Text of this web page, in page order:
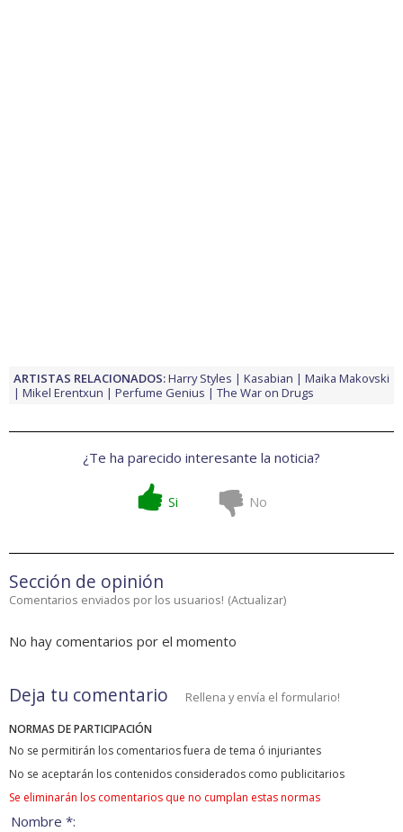
ARTISTAS RELACIONADOS:Harry Styles Kasabian
Maika Makovski
Mikel Erentxun
Perfume Genius The War on Drugs
¿Te ha parecido interesante la noticia?
Si No
Sección de opinión
Comentarios enviados por los usuarios! (Actualizar)
No hay comentarios por el momento
Deja tu comentario Rellena y envía el formulario!
NORMAS DE PARTICIPACIÓN
No se permitirán los comentarios fuera de tema ó injuriantes
No se aceptarán los contenidos considerados como publicitarios
Se eliminarán los comentarios que no cumplan estas normas
Nombre *: